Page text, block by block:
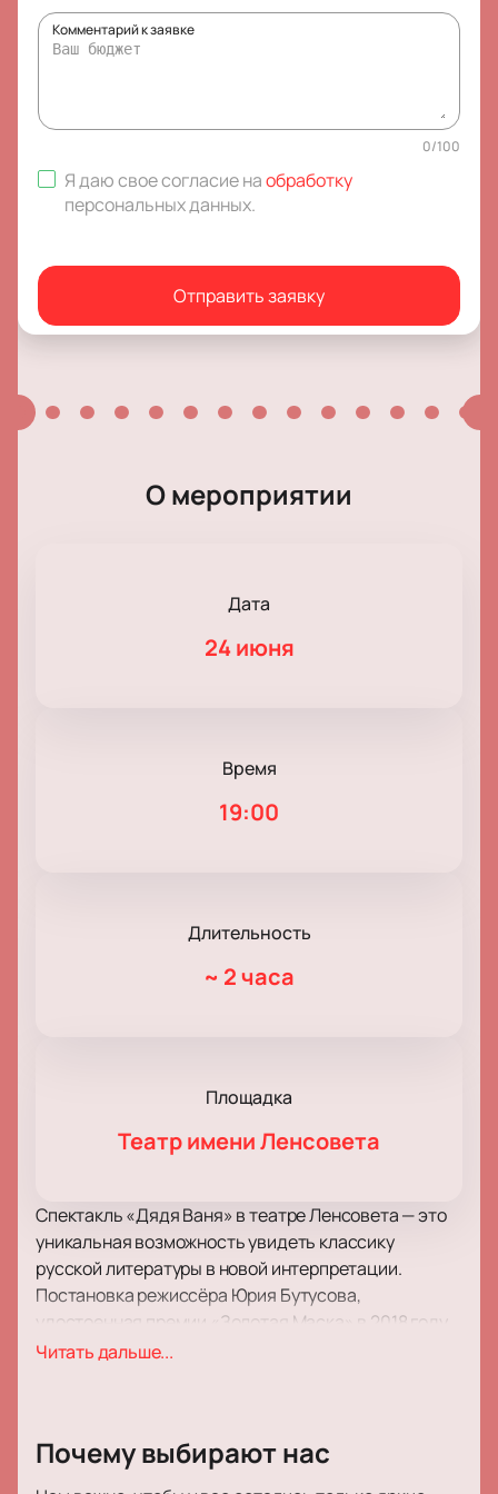
Комментарий к заявке
0/100
Я даю свое согласие наобработку
персональных данных.
Отправить заявку
О мероприятии
Дата
24 июня
Время
19:00
Длительность
~ 2 часа
Площадка
Театр имени Ленсовета
Спектакль «Дядя Ваня» в театре Ленсовета — это
уникальная возможность увидеть классику
русской литературы в новой интерпретации.
Постановка режиссёра Юрия Бутусова,
удостоенная премии «Золотая Маска» в 2018 году,
предлагает зрителю погрузиться в мир, где
из ткани действия и предъявлен зрителю во всей
Читать дальше...
Почему выбирают нас